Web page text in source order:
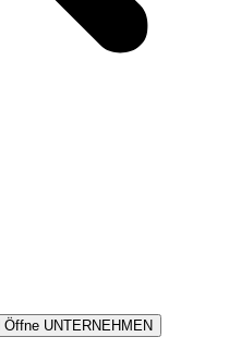
Öffne UNTERNEHMEN